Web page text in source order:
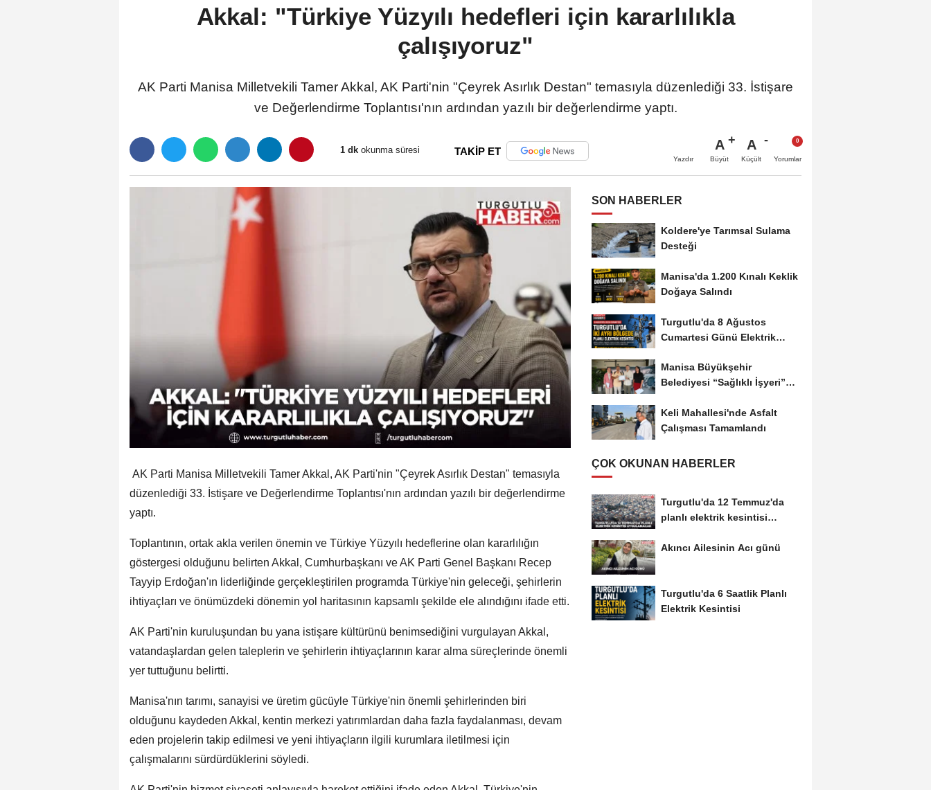
Akkal: "Türkiye Yüzyılı hedefleri için kararlılıkla
çalışıyoruz"
AK Parti Manisa Milletvekili Tamer Akkal, AK Parti'nin "Çeyrek Asırlık Destan" temasıyla düzenlediği 33. İstişare
ve Değerlendirme Toplantısı'nın ardından yazılı bir değerlendirme yaptı.
1 dk okunma süresi TAKİP ET
Yazdır
A
Büyüt
A
Küçült Yorumlar
AK Parti Manisa Milletvekili Tamer Akkal, AK Parti'nin "Çeyrek Asırlık Destan" temasıyla
düzenlediği 33. İstişare ve Değerlendirme Toplantısı'nın ardından yazılı bir değerlendirme
yaptı.
Toplantının, ortak akla verilen önemin ve Türkiye Yüzyılı hedeflerine olan kararlılığın
göstergesi olduğunu belirten Akkal, Cumhurbaşkanı ve AK Parti Genel Başkanı Recep
Tayyip Erdoğan'ın liderliğinde gerçekleştirilen programda Türkiye'nin geleceği, şehirlerin
ihtiyaçları ve önümüzdeki dönemin yol haritasının kapsamlı şekilde ele alındığını ifade etti.
AK Parti'nin kuruluşundan bu yana istişare kültürünü benimsediğini vurgulayan Akkal,
vatandaşlardan gelen taleplerin ve şehirlerin ihtiyaçlarının karar alma süreçlerinde önemli
yer tuttuğunu belirtti.
Manisa'nın tarımı, sanayisi ve üretim gücüyle Türkiye'nin önemli şehirlerinden biri
olduğunu kaydeden Akkal, kentin merkezi yatırımlardan daha fazla faydalanması, devam
eden projelerin takip edilmesi ve yeni ihtiyaçların ilgili kurumlara iletilmesi için
çalışmalarını sürdürdüklerini söyledi.
SON HABERLER
Koldere'ye Tarımsal Sulama
Desteği
Manisa'da 1.200 Kınalı Keklik
Doğaya Salındı
Turgutlu'da 8 Ağustos
Cumartesi Günü Elektrik
Manisa Büyükşehir
Belediyesi “Sağlıklı İşyeri”
Keli Mahallesi'nde Asfalt
Çalışması Tamamlandı
ÇOK OKUNAN HABERLER
Turgutlu'da 12 Temmuz'da
planlı elektrik kesintisi
Akıncı Ailesinin Acı günü
Turgutlu'da 6 Saatlik Planlı
Elektrik Kesintisi